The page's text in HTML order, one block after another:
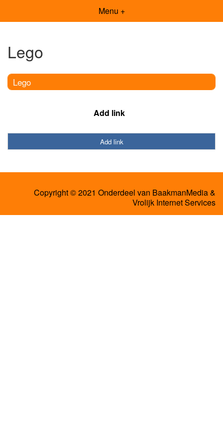
Menu +
Lego
Lego
Add link
Add link
Copyright © 2021 Onderdeel van BaakmanMedia&
Vrolijk Internet Services